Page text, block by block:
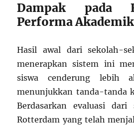
Dampak pada
Performa Akademik
Hasil awal dari sekolah-
menerapkan sistem ini
siswa cenderung lebih
menunjukkan tanda-tanda
Berdasarkan evaluasi
Rotterdam yang telah